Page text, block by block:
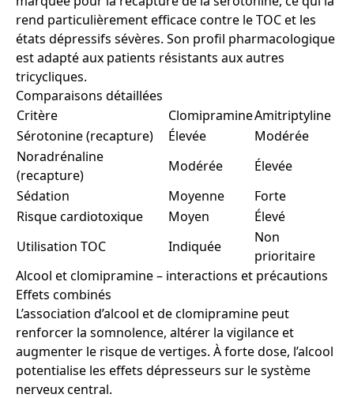
rend particulièrement efficace contre le TOC et les
états dépressifs sévères. Son profil pharmacologique
est adapté aux patients résistants aux autres
tricycliques.
Comparaisons détaillées
Critère
ClomipramineAmitriptyline
Sérotonine (recapture)
Élevée
Modérée
Noradrénaline
(recapture)
Modérée
Élevée
Sédation
Moyenne
Forte
Risque cardiotoxique
Moyen
Élevé
Utilisation TOC
Indiquée
Non
prioritaire
Alcool et clomipramine – interactions et précautions
Effets combinés
L’association d’alcool et de clomipramine peut
renforcer la somnolence, altérer la vigilance et
augmenter le risque de vertiges. À forte dose, l’alcool
potentialise les effets dépresseurs sur le système
nerveux central.